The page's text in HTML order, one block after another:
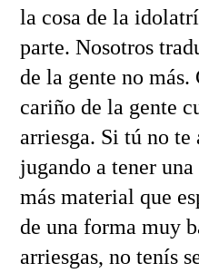
la cosa de la
parte. Nosotros
de la gente no más.
cariño de la gente
arriesga. Si tú no te
jugando a tener
más material que
de una forma muy
arriesgas, no tenís